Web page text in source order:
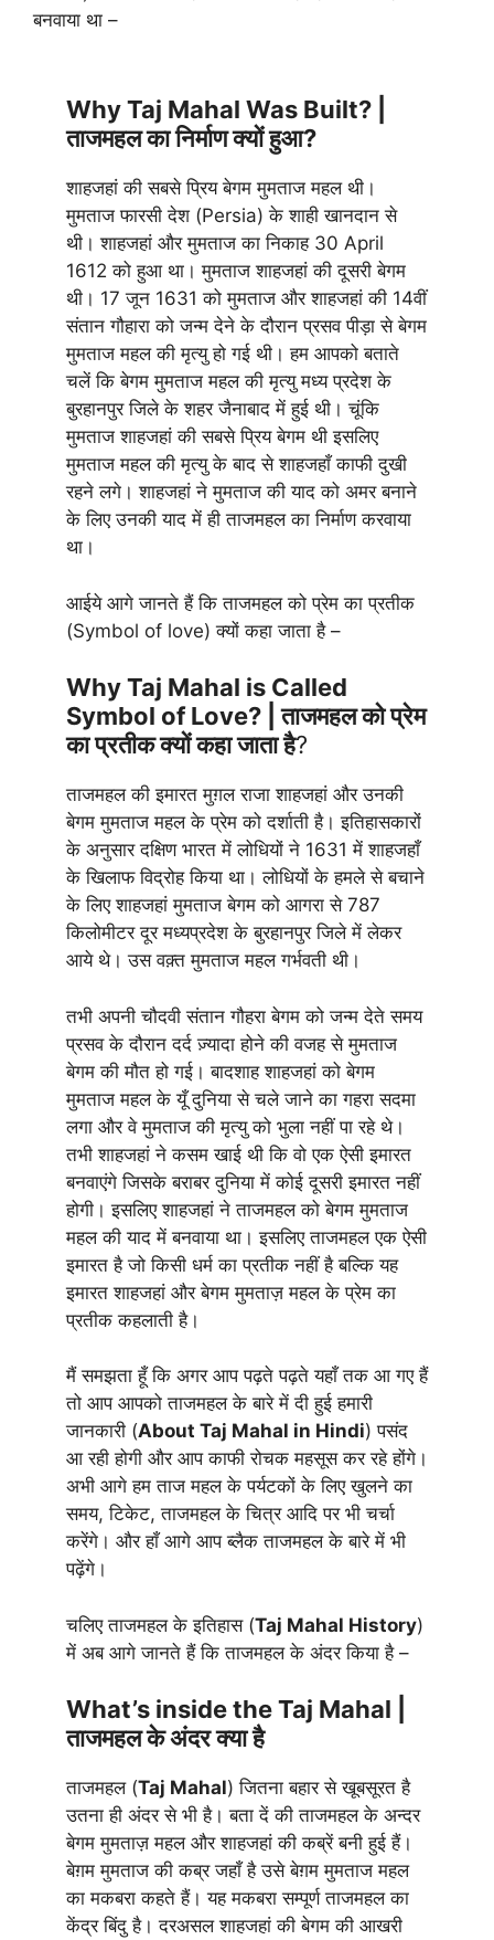
बनवाया था –
Why Taj Mahal Was Built? |
ताजमहल का निर्माण क्यों हुआ?
शाहजहां की सबसे प्रिय बेगम मुमताज महल थी।
मुमताज फारसी देश (Persia) के शाही खानदान से
थी। शाहजहां और मुमताज का निकाह 30 April
1612 को हुआ था। मुमताज शाहजहां की दूसरी बेगम
थी। 17 जून 1631 को मुमताज और शाहजहां की 14वीं
संतान गौहारा को जन्म देने के दौरान प्रसव पीड़ा से बेगम
मुमताज महल की मृत्यु हो गई थी। हम आपको बताते
चलें कि बेगम मुमताज महल की मृत्यु मध्य प्रदेश के
बुरहानपुर जिले के शहर जैनाबाद में हुई थी। चूंकि
मुमताज शाहजहां की सबसे प्रिय बेगम थी इसलिए
मुमताज महल की मृत्यु के बाद से शाहजहाँ काफी दुखी
रहने लगे। शाहजहां ने मुमताज की याद को अमर बनाने
के लिए उनकी याद में ही ताजमहल का निर्माण करवाया
था।
आईये आगे जानते हैं कि ताजमहल को प्रेम का प्रतीक
(Symbol of love) क्यों कहा जाता है –
Why Taj Mahal is Called
Symbol of Love? | ताजमहल को प्रेम
का प्रतीक क्यों कहा जाता है?
ताजमहल की इमारत मुग़ल राजा शाहजहां और उनकी
बेगम मुमताज महल के प्रेम को दर्शाती है। इतिहासकारों
के अनुसार दक्षिण भारत में लोधियों ने 1631 में शाहजहाँ
के खिलाफ विद्रोह किया था। लोधियों के हमले से बचाने
के लिए शाहजहां मुमताज बेगम को आगरा से 787
किलोमीटर दूर मध्यप्रदेश के बुरहानपुर जिले में लेकर
आये थे। उस वक़्त मुमताज महल गर्भवती थी।
तभी अपनी चौदवी संतान गौहरा बेगम को जन्म देते समय
प्रसव के दौरान दर्द ज़्यादा होने की वजह से मुमताज
बेगम की मौत हो गई। बादशाह शाहजहां को बेगम
मुमताज महल के यूँ दुनिया से चले जाने का गहरा सदमा
लगा और वे मुमताज की मृत्यु को भुला नहीं पा रहे थे।
तभी शाहजहां ने कसम खाई थी कि वो एक ऐसी इमारत
बनवाएंगे जिसके बराबर दुनिया में कोई दूसरी इमारत नहीं
होगी। इसलिए शाहजहां ने ताजमहल को बेगम मुमताज
महल की याद में बनवाया था। इसलिए ताजमहल एक ऐसी
इमारत है जो किसी धर्म का प्रतीक नहीं है बल्कि यह
इमारत शाहजहां और बेगम मुमताज़ महल के प्रेम का
प्रतीक कहलाती है।
मैं समझता हूँ कि अगर आप पढ़ते पढ़ते यहाँ तक आ गए हैं
तो आप आपको ताजमहल के बारे में दी हुई हमारी
जानकारी (About Taj Mahal in Hindi) पसंद
आ रही होगी और आप काफी रोचक महसूस कर रहे होंगे।
अभी आगे हम ताज महल के पर्यटकों के लिए खुलने का
समय, टिकेट, ताजमहल के चित्र आदि पर भी चर्चा
करेंगे। और हाँ आगे आप ब्लैक ताजमहल के बारे में भी
पढ़ेंगे।
चलिए ताजमहल के इतिहास (Taj Mahal History)
में अब आगे जानते हैं कि ताजमहल के अंदर किया है –
What’s inside the Taj Mahal |
ताजमहल के अंदर क्या है
ताजमहल (Taj Mahal) जितना बहार से खूबसूरत है
उतना ही अंदर से भी है। बता दें की ताजमहल के अन्दर
बेगम मुमताज़ महल और शाहजहां की कब्रें बनी हुई हैं।
बेग़म मुमताज की कब्र जहाँ है उसे बेग़म मुमताज महल
का मकबरा कहते हैं। यह मकबरा सम्पूर्ण ताजमहल का
केंद्र बिंदु है। दरअसल शाहजहां की बेगम की आखरी